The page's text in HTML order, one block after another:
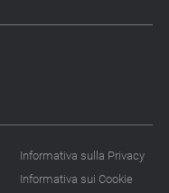
Informativa sulla Privacy
Informativa sui Cookie